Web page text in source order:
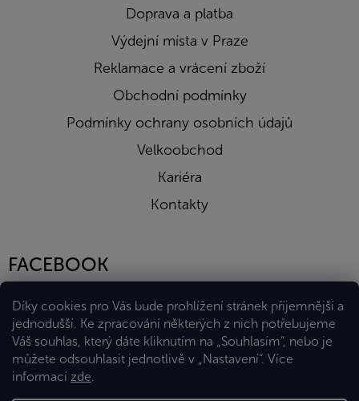
Díky cookies pro Vás bude prohlížení stránek příjemnější a
jednodušší. Ke zpracování některých z nich potřebujeme
Váš souhlas, který dáte kliknutím na „Souhlasím“, nebo je
můžete odsouhlasit jednotlivě v „Nastavení“. Více
informací zde.
Doprava a platba
Výdejní místa v Praze
Reklamace a vrácení zboží
Obchodní podmínky
Podmínky ochrany osobních údajů
Velkoobchod
Kariéra
Kontakty
FACEBOOK